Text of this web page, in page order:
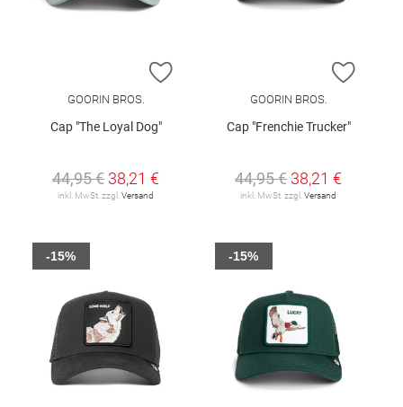
ZUR WUNSCHLISTE HINZUFÜGEN
GOORIN BROS.
Cap "The Loyal Dog"
44,95 € 38,21 €
inkl. MwSt. zzgl. Versand
ZUR
GOORIN BROS.
Cap "Frenchie Trucker"
44,95 € 38,21 €
inkl. MwSt. zzgl. Versand
-15% -15%